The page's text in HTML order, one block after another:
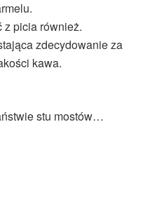
z picia również.
zdecydowanie za
kawa.
stu mostów…